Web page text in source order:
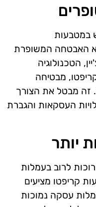
במטבעות
האבטחה המשופרת
הטכנולוגיה
מבטיחה
זה מבטל את הצורך
העסקאות והגברת
יותר
לרוב בעמלות
קריפטו מציעים
עסקה נמוכות